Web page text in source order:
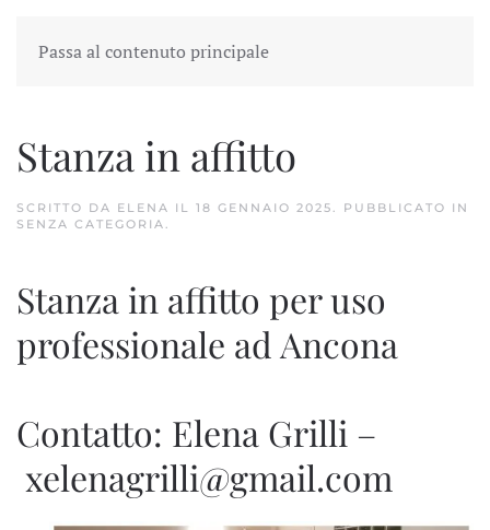
Passa al contenuto principale
Stanza in affitto
SCRITTO DA ELENA IL 18 GENNAIO 2025. PUBBLICATO IN
SENZA CATEGORIA.
Stanza in affitto per uso
professionale ad Ancona
Contatto: Elena Grilli –
xelenagrilli@gmail.com